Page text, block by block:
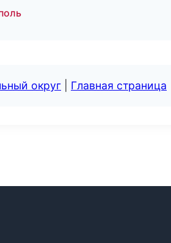
округ Главная страница